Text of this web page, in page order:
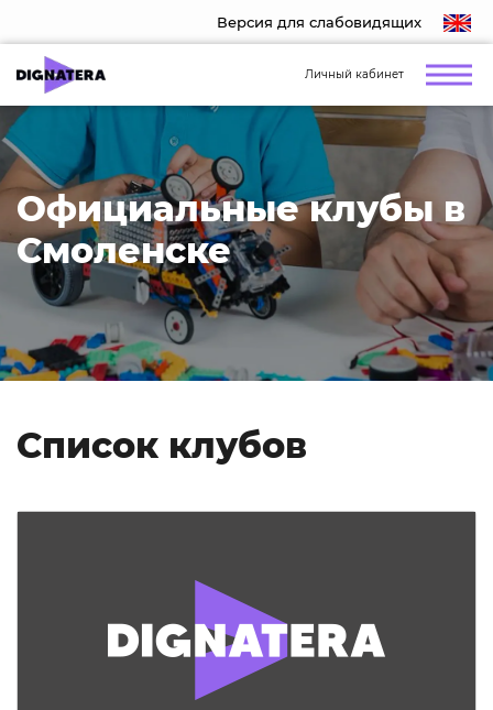
Версия для слабовидящих
Личный кабинет
Официальные клубы в
Смоленске
Список клубов